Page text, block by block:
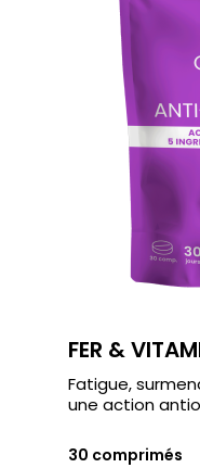
FER &
Fatigue,
une action
30 comprimés